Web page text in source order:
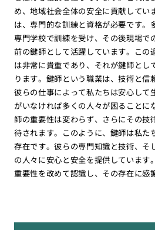
め、地域社会全体の安全に貢献してい
は、専門的な訓練と資格が必要です。
専門学校で訓練を受け、その後現場で
前の鍵師として活躍しています。この
は非常に貴重であり、それが鍵師とし
ります。鍵師という職業は、技術と信
彼らの仕事によって私たちは安心して
がいなければ多くの人々が困ることに
師の重要性は変わらず、さらにその技
待されます。このように、鍵師は私た
存在です。彼らの専門知識と技術、そ
の人々に安心と安全を提供しています
重要性を改めて認識し、その存在に感